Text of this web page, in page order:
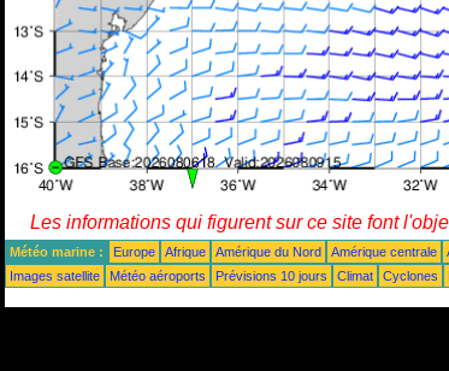
Les informations qui figurent sur ce site font
Météo marine : Europe Afrique Amérique du Nord Amérique centrale
Images satellite
Météo aéroports Prévisions 10 jours Climat Cyclones